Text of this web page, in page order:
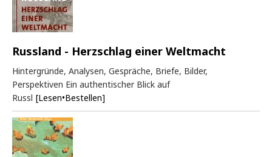
Russland - Herzschlag einer Weltmacht
Hintergründe, Analysen, Gespräche, Briefe, Bilder,
Perspektiven Ein authentischer Blick auf
Russl [Lesen•Bestellen]